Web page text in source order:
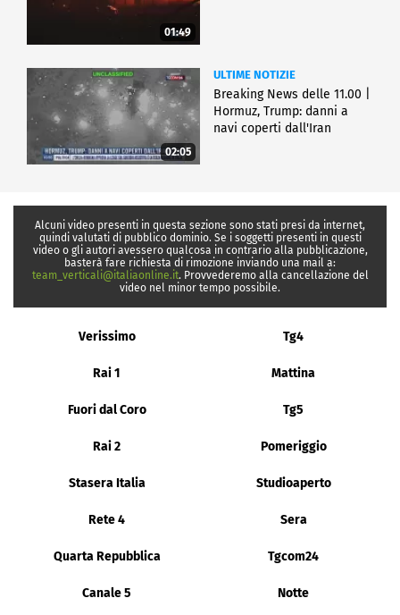
01:49
02:05
ULTIME NOTIZIE
Breaking News delle 11.00 |
Hormuz, Trump: danni a
navi coperti dall'Iran
Alcuni video presenti in questa sezione sono stati presi da internet,
quindi valutati di pubblico dominio. Se i soggetti presenti in questi
video o gli autori avessero qualcosa in contrario alla pubblicazione,
basterà fare richiesta di rimozione inviando una mail a:
team_verticali@italiaonline.it. Provvederemo alla cancellazione del
video nel minor tempo possibile.
Verissimo Tg4
Rai 1 Mattina
Fuori dal Coro Tg5
Rai 2 Pomeriggio
Stasera Italia Studioaperto
Rete 4 Sera
Quarta Repubblica Tgcom24
Canale 5 Notte